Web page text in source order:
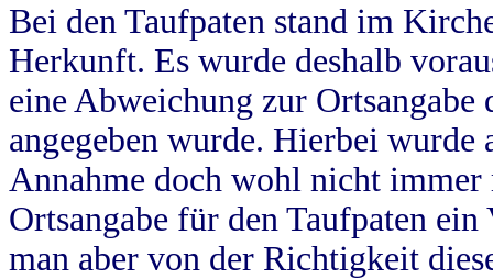
Bei den Taufpaten stand im
Herkunft. Es wurde deshalb
eine Abweichung zur
angegeben wurde. Hierbei wurde
Annahme doch wohl nicht
Ortsangabe für den Taufpaten
man aber von der Richtigkeit